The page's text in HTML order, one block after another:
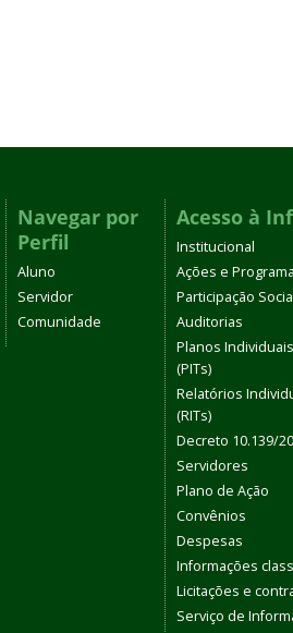
Navegar por
Perfil
Aluno
Servidor
Comunidade
Acesso à
Institucional
Ações e
Participação
Auditorias
Planos
(PITs)
Relatórios
(RITs)
Decreto 10.139/
Servidores
Plano de Ação
Convênios
Despesas
Informações
Licitações e
Serviço de